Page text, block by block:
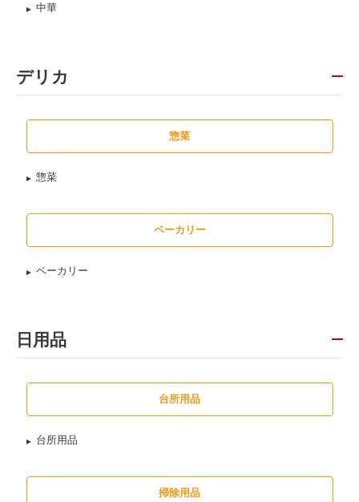
中華
デリカ
惣菜
惣菜
ベーカリー
ベーカリー
日用品
台所用品
台所用品
掃除用品